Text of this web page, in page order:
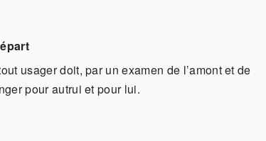
usager doit, par un examen de l’amont et de
pour autrui et pour lui.